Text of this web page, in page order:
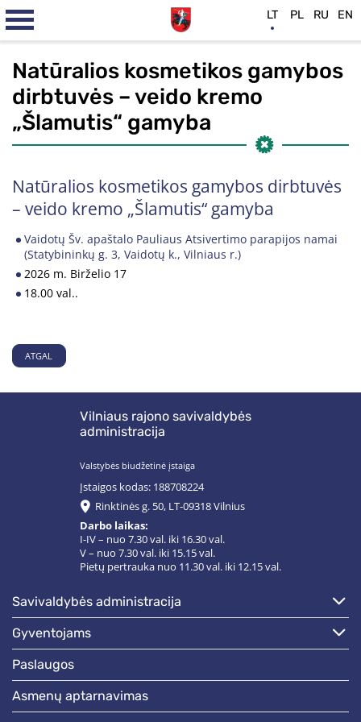
Natūralios kosmetikos gamybos
dirbtuvės – veido kremo
„Šlamutis“ gamyba
Natūralios kosmetikos gamybos dirbtuvės
– veido kremo „Šlamutis“ gamyba
Vaidotų Šv. apaštalo Pauliaus Atsivertimo parapijos namai
(Statybininkų g. 3, Vaidotų k., Vilniaus r.)
2026 m. Birželio 17
18.00 val..
ATGAL
Vilniaus rajono savivaldybės
administracija
Valstybės biudžetinė įstaiga
Įstaigos kodas: 188708224
Rinktinės g. 50, LT-09318 Vilnius
Darbo laikas:
I-IV – nuo 7.30 val. iki 16.30 val.
V – nuo 7.30 val. iki 15.15 val.
Pietų pertrauka nuo 11.30 val. iki 12.15 val.
savivaldybės administracija
gyventojams
paslaugos
asmenų aptarnavimas
LT PL RU EN